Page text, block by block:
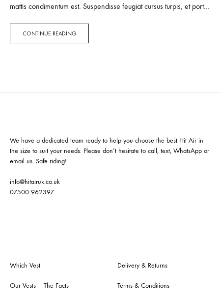
mattis condimentum est. Suspendisse feugiat cursus turpis, et porta
sodales pellentesque, commodo…
CONTINUE READING
We have a dedicated team ready to help you choose the best Hit Air in
the size to suit your needs. Please don’t hesitate to call, text, WhatsApp or
email us. Safe riding!
info@hitairuk.co.uk
07500 962397
Which Vest
Our Vests – The Facts
Delivery & Returns
Terms & Conditions